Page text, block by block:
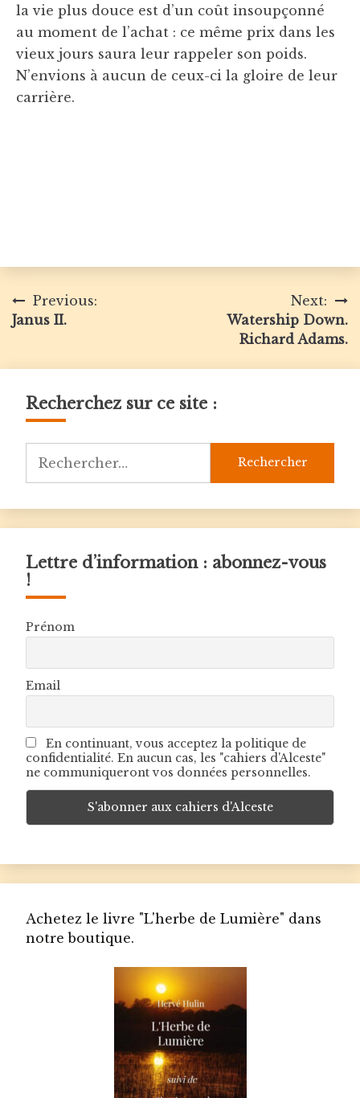
la vie plus douce est d’un coût insoupçonné
au moment de l’achat : ce même prix dans les
vieux jours saura leur rappeler son poids.
N’envions à aucun de ceux-ci la gloire de leur
carrière.
Navigation
de
Previous:
Janus II.
Next:
Watership Down.
Richard Adams.
Recherchez sur ce site :
Lettre d’information : abonnez-vous
!
Prénom
Email
En continuant, vous acceptez la politique de
confidentialité. En aucun cas, les "cahiers d'Alceste"
ne communiqueront vos données personnelles.
Achetez le livre "L'herbe de Lumière" dans
notre boutique.